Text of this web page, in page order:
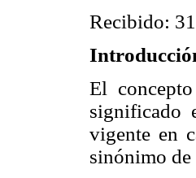
Recibido:
El
significado
vigente en
sinónimo de